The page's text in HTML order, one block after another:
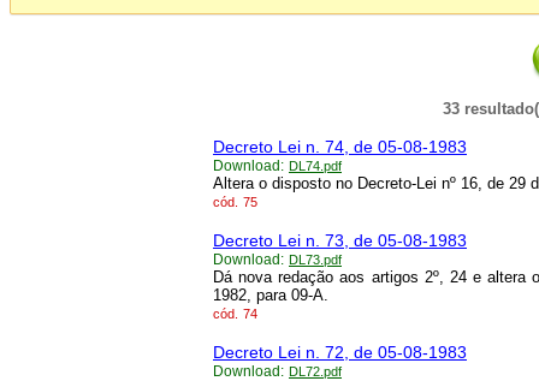
33
Decreto Lei n. 74, de 05-08-1983
Download: DL74.pdf
Altera o disposto no Decreto-Lei nº 16, de 29
cód. 75
Decreto Lei n. 73, de 05-08-1983
Download: DL73.pdf
Dá nova redação aos artigos 2º, 24 e altera
1982, para 09-A.
cód. 74
Decreto Lei n. 72, de 05-08-1983
Download: DL72.pdf